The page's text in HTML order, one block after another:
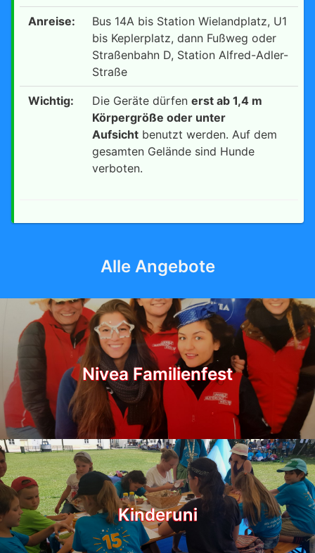
Anreise:
Bus 14A bis Station Wielandplatz, U1
bis Keplerplatz, dann Fußweg oder
Straßenbahn D, Station Alfred-Adler-
Straße
Wichtig: Die Geräte dürfen erst ab 1,4 m
Körpergröße oder unter
Aufsicht benutzt werden. Auf dem
gesamten Gelände sind Hunde
verboten.
Alle Angebote
Nivea Familienfest
Kinderuni